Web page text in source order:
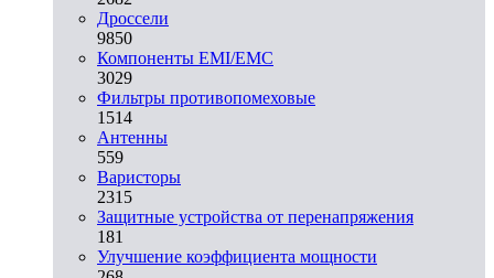
Дроссели
9850
Компоненты EMI/EMC
3029
Фильтры противопомеховые
1514
Антенны
559
Варисторы
2315
Защитные устройства от перенапряжения
181
Улучшение коэффициента мощности